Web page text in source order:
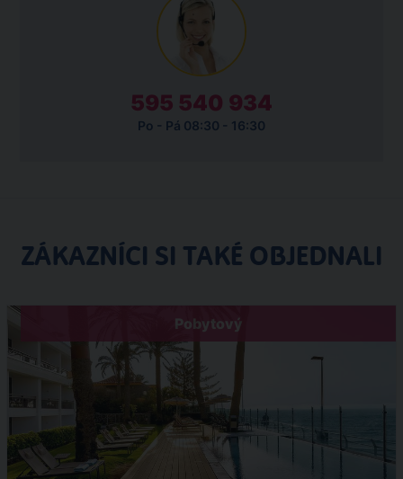
595 540 934
Po - Pá 08:30 - 16:30
ZÁKAZNÍCI SI TAKÉ OBJEDNALI
Pobytový